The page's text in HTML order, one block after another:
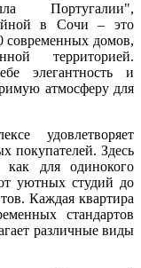
Португалии",
в Сочи – это
современных домов,
территорией.
элегантность и
атмосферу для
удовлетворяет
покупателей. Здесь
как для одинокого
уютных студий до
Каждая квартира
стандартов
различные виды